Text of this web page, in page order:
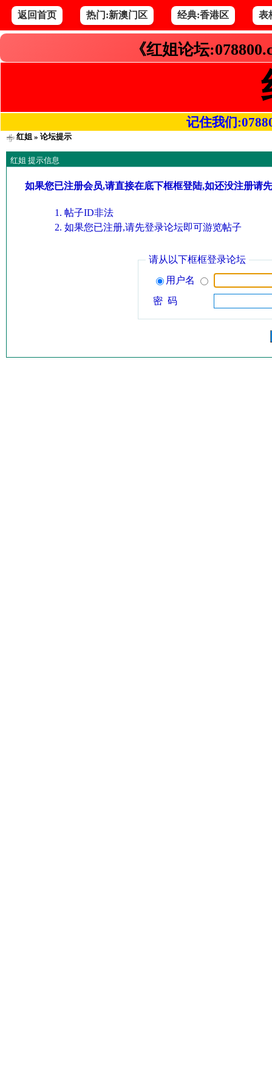
返回首页 热门:新澳门区 经典:香港区 表
《红姐论坛
记住我们
红姐» 论坛提示
红姐 提示信息
如果您已注册会员,请直接在底下框框登陆,如还没注册请
帖子ID非法
如果您已注册,请先登录论坛即可游览帖子
请从以下框框登录论坛
用户名
密 码